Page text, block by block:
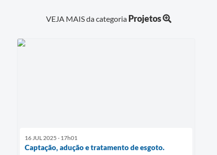
VEJA MAIS da categoria Projetos
16 JUL 2025 - 17h01
Captação, adução e tratamento de esgoto.